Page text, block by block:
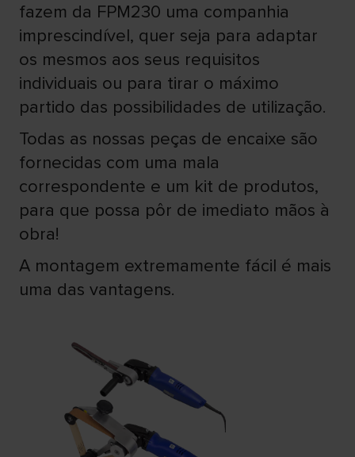
fazem da FPM230 uma companhia
imprescindível, quer seja para adaptar
os mesmos aos seus requisitos
individuais ou para tirar o máximo
partido das possibilidades de utilização.
Todas as nossas peças de encaixe são
fornecidas com uma mala
correspondente e um kit de produtos,
para que possa pôr de imediato mãos à
obra!
A montagem extremamente fácil é mais
uma das vantagens.